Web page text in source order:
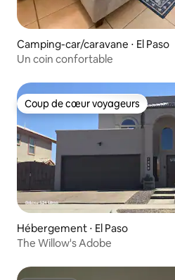
Camping-car/caravane ⋅ El Paso
Un coin confortable
Coup de cœur voyageurs
Coup de cœur voyageurs
Hébergement ⋅ El Paso
The Willow's Adobe